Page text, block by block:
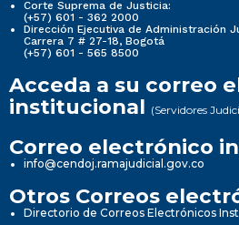
Corte Suprema de Justicia:
(+57) 601 - 362 2000
Dirección Ejecutiva de Administración
Carrera 7 # 27-18, Bogotá
(+57) 601 - 565 8500
Acceda a su correo
institucional (Servidores
Correo electrónico
info@cendoj.ramajudicial.gov.co
Otros Correos
Directorio de Correos Electrónicos